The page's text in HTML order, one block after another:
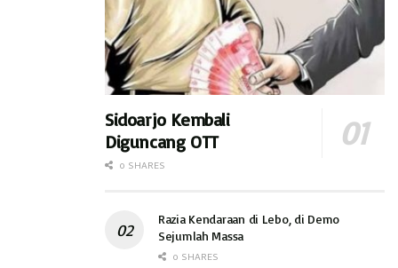
Sidoarjo Kembali
Diguncang OTT
0 SHARES
Razia Kendaraan di Lebo, di Demo
Sejumlah Massa
0 SHARES